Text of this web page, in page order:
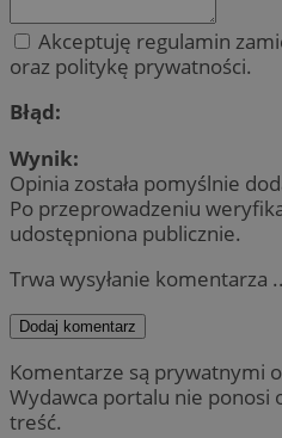
Akceptuję regulamin
oraz politykę prywatności.
Błąd:
Wynik:
Opinia została pomyślnie
Po przeprowadzeniu
udostępniona publicznie.
Trwa wysyłanie komentarza
Dodaj komentarz
Komentarze są prywatnymi
Wydawca portalu nie ponosi
treść.